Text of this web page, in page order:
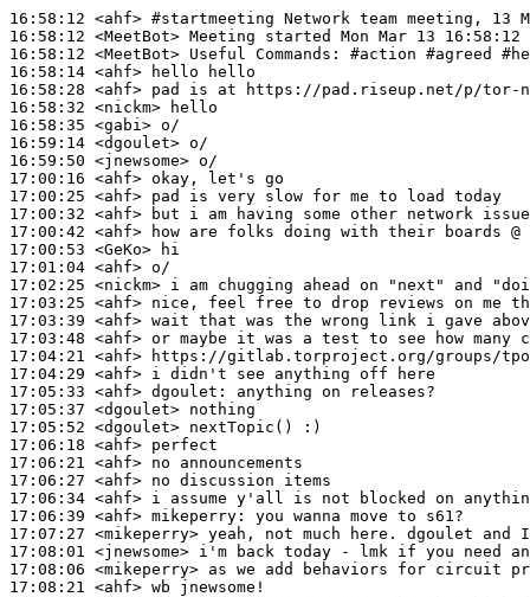
16:58:12 <ahf> #startmeeting Network team meeting, 13
16:58:12 <MeetBot>
16:58:12 <MeetBot>
16:58:14 <ahf>
16:58:28 <ahf>
16:58:32 <nickm>
16:58:35 <gabi>
16:59:14 <dgoulet>
16:59:50 <jnewsome>
17:00:16 <ahf>
17:00:25 <ahf>
17:00:32 <ahf>
17:00:42 <ahf>
17:00:53 <GeKo>
17:01:04 <ahf>
17:02:25 <nickm>
17:03:25 <ahf>
17:03:39 <ahf>
17:03:48 <ahf>
17:04:21 <ahf>
17:04:29 <ahf>
17:05:33 <ahf> dgoulet:
17:05:37 <dgoulet>
17:05:52 <dgoulet>
17:06:18 <ahf>
17:06:21 <ahf>
17:06:27 <ahf>
17:06:34 <ahf>
17:06:39 <ahf> mikeperry:
17:07:27 <mikeperry>
17:08:01 <jnewsome>
17:08:06 <mikeperry>
17:08:21 <ahf>